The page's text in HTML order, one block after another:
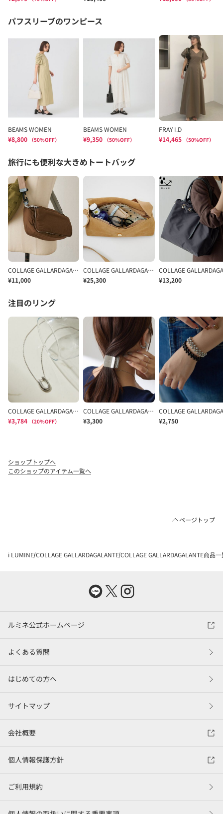
ショップトップへ
このショップのアイテム一覧へ
ページトップ
i LUMINE COLLAGE GALLARDAGALANTE COLLAGE GALLARDAGALANTE商品
ルミネ公式ホームページ
よくある質問
はじめての方へ
サイトマップ
会社概要
個人情報保護方針
ご利用規約